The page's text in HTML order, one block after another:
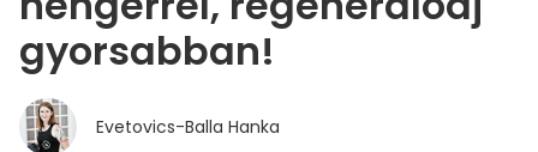
gyorsabban!
Evetovics-Balla Hanka